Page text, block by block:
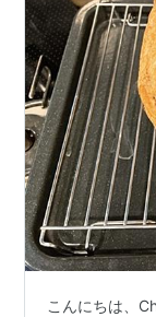
こんにちは、